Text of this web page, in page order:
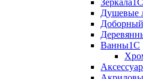
Зеркала1С
Душевые
Ванны1С